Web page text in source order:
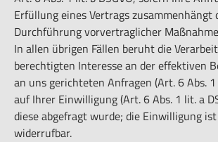
Erfüllung eines Vertrags zusammenhängt
Durchführung vorvertraglicher
In allen übrigen Fällen beruht die
berechtigten Interesse an der effektiven
an uns gerichteten Anfragen (Art. 6 Abs. 1
auf Ihrer Einwilligung (Art. 6 Abs. 1 lit. a
diese abgefragt wurde; die Einwilligung
widerrufbar.